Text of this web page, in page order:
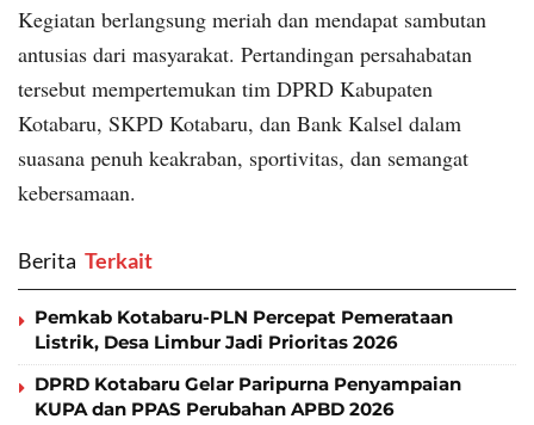
Kegiatan berlangsung meriah dan mendapat sambutan
antusias dari masyarakat. Pertandingan persahabatan
tersebut mempertemukan tim DPRD Kabupaten
Kotabaru, SKPD Kotabaru, dan Bank Kalsel dalam
suasana penuh keakraban, sportivitas, dan semangat
kebersamaan.
Berita ‎ Terkait
Pemkab Kotabaru-PLN Percepat Pemerataan
Listrik, Desa Limbur Jadi Prioritas 2026
DPRD Kotabaru Gelar Paripurna Penyampaian
KUPA dan PPAS Perubahan APBD 2026